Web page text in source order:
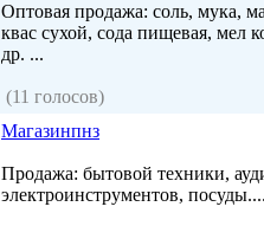
Оптовая продажа: соль, мука,
квас сухой, сода пищевая, мел
др. ...
(11 голосов)
Магазинпнз
Продажа: бытовой техники,
электроинструментов, посуды....